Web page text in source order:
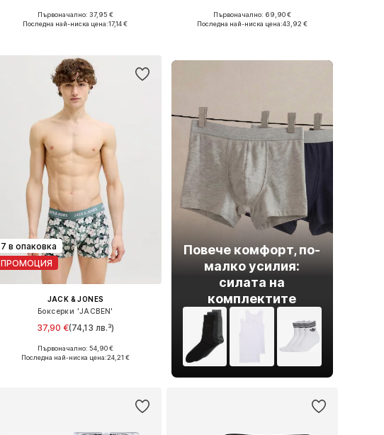
Налични размери: M, L, XXL, XXXL, 4XL
Първоначално: 37,95 €
Последна най-ниска цена:17,14 €
Налични размери: S, M, L, XL, XXL
Първоначално: 69,90 €
Последна най-ниска цена:43,92 €
7 в опаковка
ПРОМОЦИЯ
JACK & JONES
Боксерки 'JACBEN'
37,90 €(74,13 лв.³)
Налични размери: S, M, L, XL
Първоначално: 54,90 €
Последна най-ниска цена:24,21 €
Повече комфорт, по-
малко усилия:
силата на
комплектите